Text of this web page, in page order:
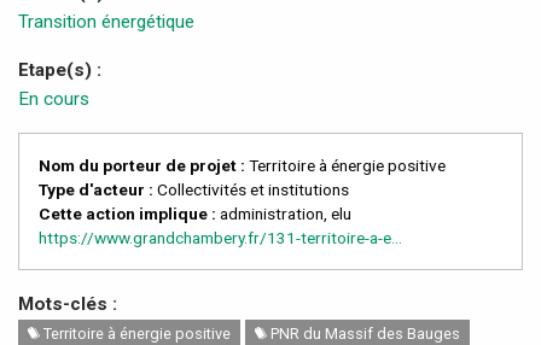
Transition énergétique
Etape(s) :
En cours
Nom du porteur de projet : Territoire à énergie positive
Type d'acteur : Collectivités et institutions
Cette action implique : administration, elu
https://www.grandchambery.fr/131-territoire-a-e...
Mots-clés :
Territoire à énergie positive
PNR du Massif des Bauges